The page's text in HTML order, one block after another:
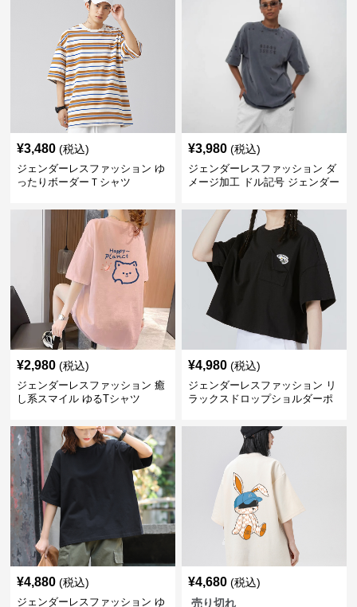
¥3,480 (税込)
ジェンダーレスファッション ゆ
ったりボーダーＴシャツ
¥3,980 (税込)
ジェンダーレスファッション ダ
メージ加工 ドル記号 ジェンダー
¥2,980 (税込)
ジェンダーレスファッション 癒
し系スマイル ゆるTシャツ
¥4,980 (税込)
ジェンダーレスファッション リ
ラックスドロップショルダーポ
¥4,880 (税込)
ジェンダーレスファッション ゆ
¥4,680 (税込)
売り切れ